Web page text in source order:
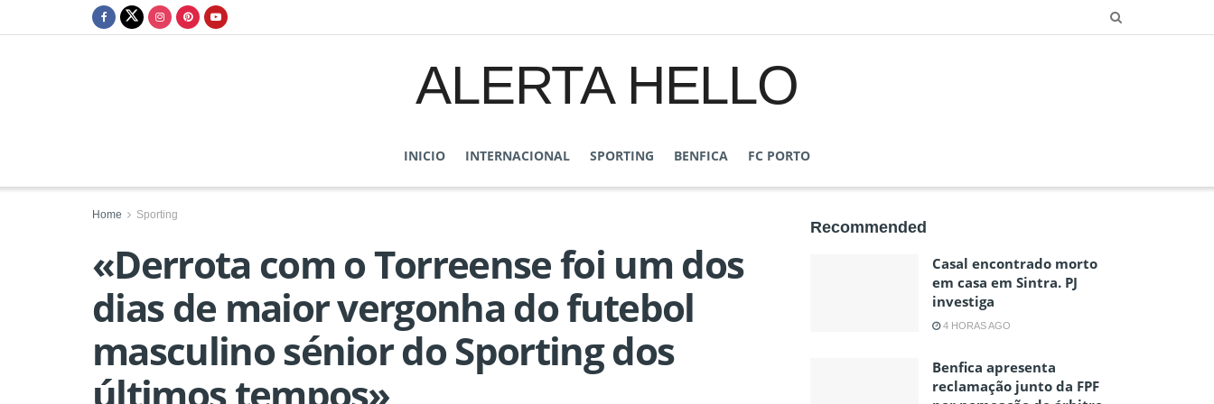
ALERTA HELLO
INICIO INTERNACIONAL SPORTING BENFICA FC PORTO
Home Sporting
«Derrota com o Torreense foi um dos
dias de maior vergonha do futebol
masculino sénior do Sporting dos
últimos tempos»
Recommended
Casal encontrado morto
em casa em Sintra. PJ
investiga
4 HORAS AGO
Benfica apresenta
reclamação junto da FPF